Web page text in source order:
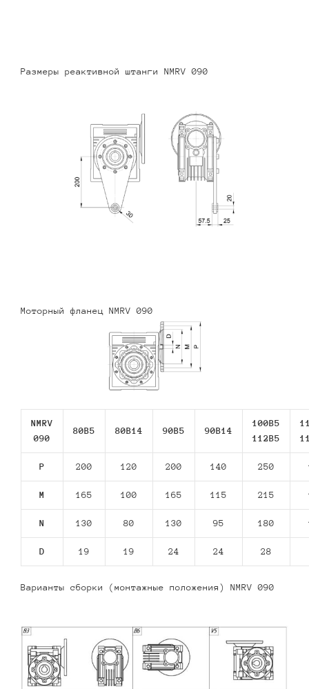
Размеры реактивной штанги NMRV 090
Моторный фланец NMRV 090
NMRV
090
80В5 80В14 90В5 90В14
100B5
112В5
P 200 120 200 140 250
M 165 100 165 115 215
N 130 80 130 95 180
D 19 19 24 24 28
Варианты сборки (монтажные положения) NMRV 090